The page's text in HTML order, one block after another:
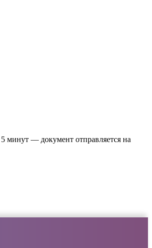
минут — документ отправляется на